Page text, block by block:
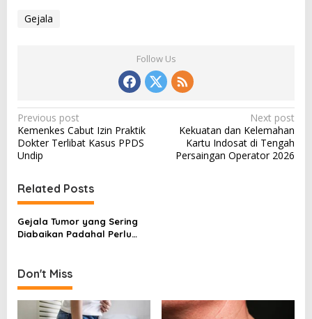
Gejala
Follow Us
P
o
s
t
n
a
v
g
a
Previous post
Kemenkes Cabut Izin Praktik
Dokter Terlibat Kasus PPDS
Undip
Next post
Kekuatan dan Kelemahan
Kartu Indosat di Tengah
Persaingan Operator 2026
Related Posts
Gejala Tumor yang Sering
Diabaikan Padahal Perlu
Don't Miss